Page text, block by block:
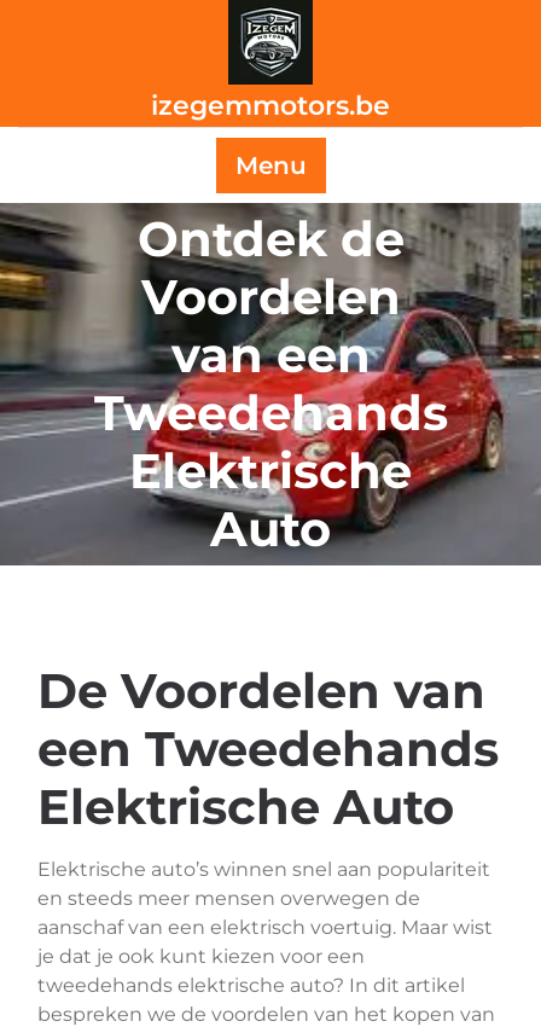
izegemmotors.be
Menu
Ontdek de
Voordelen
van een
Tweedehands
Elektrische
Auto
De Voordelen van
een Tweedehands
Elektrische Auto
Elektrische auto’s winnen snel aan populariteit
en steeds meer mensen overwegen de
aanschaf van een elektrisch voertuig. Maar wist
je dat je ook kunt kiezen voor een
tweedehands elektrische auto? In dit artikel
bespreken we de voordelen van het kopen van